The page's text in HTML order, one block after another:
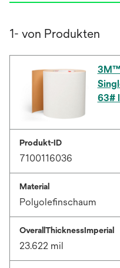
1- von Produkten
3M™
63#
Produkt-ID
7100116036
Material
Polyolefinschaum
OverallThicknessImperial
23.622 mil